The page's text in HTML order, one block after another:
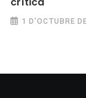
1 D'OCTUBRE